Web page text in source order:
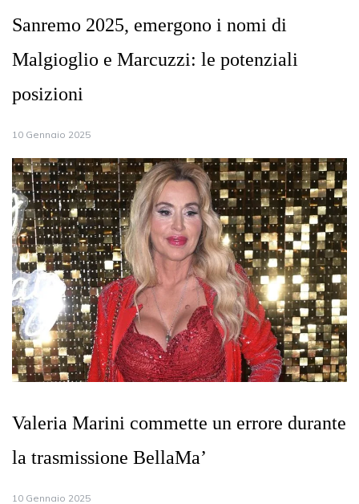
Sanremo 2025, emergono i nomi di
Malgioglio e Marcuzzi: le potenziali
posizioni
10 Gennaio 2025
Valeria Marini commette un errore durante
la trasmissione BellaMa’
10 Gennaio 2025